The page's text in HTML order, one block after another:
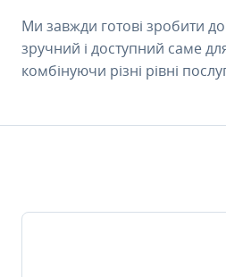
Ми завжди готові зробити
зручний і доступний саме
комбінуючи різні рівні